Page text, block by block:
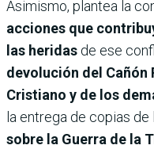
Asimismo, plantea la
acciones que
las heridas de ese
devolución del Cañón
Cristiano y de los
la entrega de copias de
sobre la Guerra de la